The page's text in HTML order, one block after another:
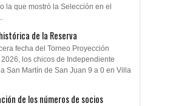
la que mostró la Selección en el
de la Reserva
fecha del Torneo Proyección
los chicos de Independiente
San Martín de San Juan 9 a 0 en Villa
de los números de socios